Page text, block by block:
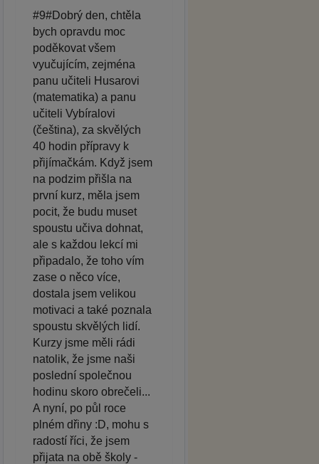
#9#Dobrý den, chtěla
bych opravdu moc
poděkovat všem
vyučujícím, zejména
panu učiteli Husarovi
(matematika) a panu
učiteli Vybíralovi
(čeština), za skvělých
40 hodin přípravy k
přijímačkám. Když jsem
na podzim přišla na
první kurz, měla jsem
pocit, že budu muset
spoustu učiva dohnat,
ale s každou lekcí mi
připadalo, že toho vím
zase o něco více,
dostala jsem velikou
motivaci a také poznala
spoustu skvělých lidí.
Kurzy jsme měli rádi
natolik, že jsme naši
poslední společnou
hodinu skoro obrečeli...
A nyní, po půl roce
plném dřiny :D, mohu s
radostí říci, že jsem
přijata na obě školy -